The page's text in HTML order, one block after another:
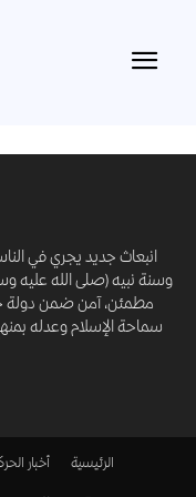
انبعاث جديد يجري في
وسنة نبيه (صلى الله عليه
مطمئن، آمن ضمن دولة
سماحة الإسلام وعدله
الرئيسية أخبار